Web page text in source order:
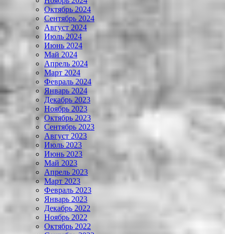
Октябрь 2024
Сентябрь 2024
Август 2024
Июль 2024
Июнь 2024
Май 2024
Апрель 2024
Март 2024
Февраль 2024
Январь 2024
Декабрь 2023
Ноябрь 2023
Октябрь 2023
Сентябрь 2023
Август 2023
Июль 2023
Июнь 2023
Май 2023
Апрель 2023
Март 2023
Февраль 2023
Январь 2023
Декабрь 2022
Ноябрь 2022
Октябрь 2022